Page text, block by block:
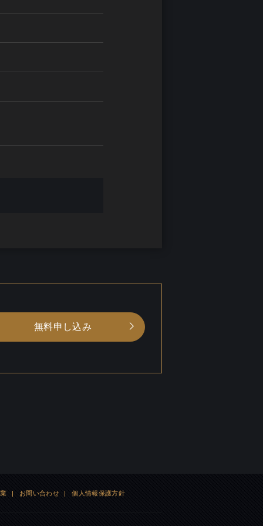
無料申し込み
| お問い合わせ | 個人情報保護方針